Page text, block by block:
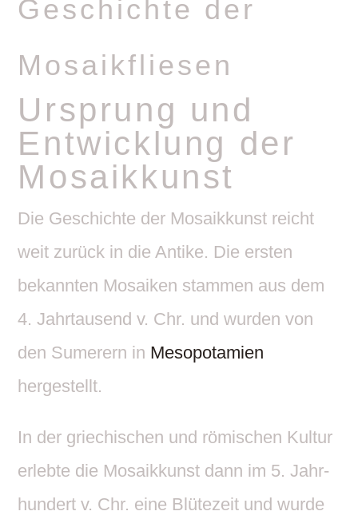
Geschichte der
Mosaikfliesen
Ursprung und
Entwick­lung der
Mosaikkunst
Die Geschichte der Mosa­ik­kunst reicht
weit zurück in die Antike. Die ersten
bekannten Mosaiken stammen aus dem
4. Jahr­tau­send v. Chr. und wurden von
den Sume­rern in Meso­po­ta­mien
hergestellt.
In der grie­chi­schen und römi­schen Kultur
erlebte die Mosa­ik­kunst dann im 5. Jahr­
hun­dert v. Chr. eine Blüte­zeit und wurde